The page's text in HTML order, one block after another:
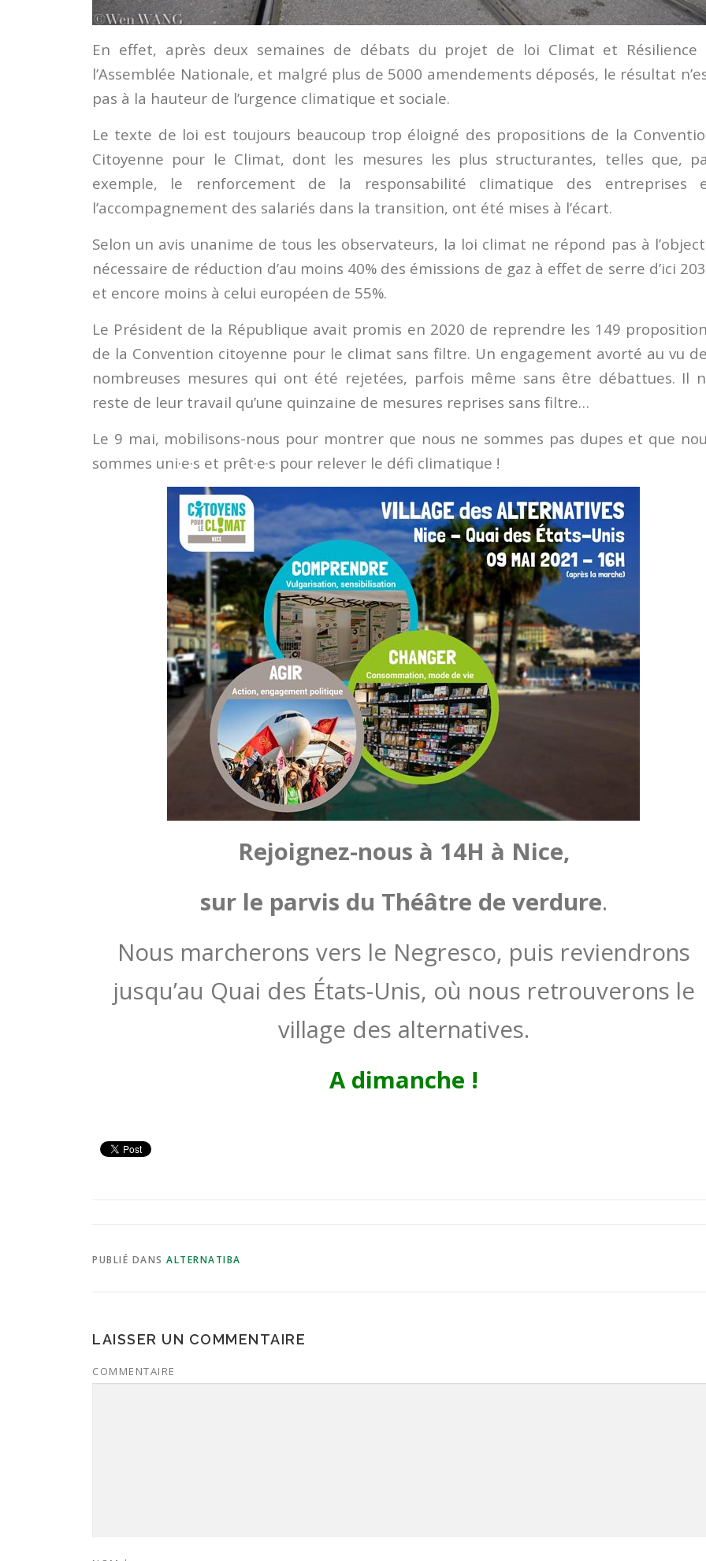
En effet, après deux semaines de débats du projet de loi Climat et Résilience
l’Assemblée Nationale, et malgré plus de 5000 amendements déposés, le résultat
pas à la hauteur de l’urgence climatique et sociale.
Le texte de loi est toujours beaucoup trop éloigné des propositions de la
Citoyenne pour le Climat, dont les mesures les plus structurantes, telles que,
exemple, le renforcement de la responsabilité climatique des entreprises
l’accompagnement des salariés dans la transition, ont été mises à l’écart.
Selon un avis unanime de tous les observateurs, la loi climat ne répond pas à
nécessaire de réduction d’au moins 40% des émissions de gaz à effet de serre d’ici
et encore moins à celui européen de 55%.
Le Président de la République avait promis en 2020 de reprendre les 149
de la Convention citoyenne pour le climat sans filtre. Un engagement avorté au vu
nombreuses mesures qui ont été rejetées, parfois même sans être débattues. Il
reste de leur travail qu’une quinzaine de mesures reprises sans filtre…
Le 9 mai, mobilisons-nous pour montrer que nous ne sommes pas dupes et que
sommes uni·e·s et prêt·e·s pour relever le défi climatique !
Rejoignez-nous à 14H à Nice,
sur le parvis du Théâtre de verdure.
Nous marcherons vers le Negresco, puis reviendrons
jusqu’au Quai des États-Unis, où nous retrouverons le
village des alternatives.
A dimanche !
PUBLIÉ DANS ALTERNATIBA
LAISSER UN COMMENTAIRE
COMMENTAIRE